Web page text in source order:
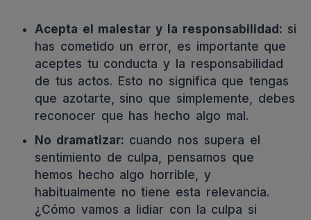
Acepta el malestar y la responsabilidad: si
has cometido un error, es importante que
aceptes tu conducta y la responsabilidad
de tus actos. Esto no significa que tengas
que azotarte, sino que simplemente, debes
reconocer que has hecho algo mal.
No dramatizar: cuando nos supera el
sentimiento de culpa, pensamos que
hemos hecho algo horrible, y
habitualmente no tiene esta relevancia.
¿Cómo vamos a lidiar con la culpa si